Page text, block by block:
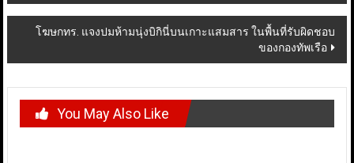
navigation
โฆษกทร. แจงปมห้ามนุ่งบิกินี่บนเกาะแสมสาร ในพื้นที่รับผิดชอบ
ของกองทัพเรือ
You May Also Like